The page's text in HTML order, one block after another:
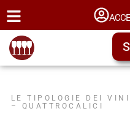
LE TIPOLOGIE DEI
– QUATTROCALICI